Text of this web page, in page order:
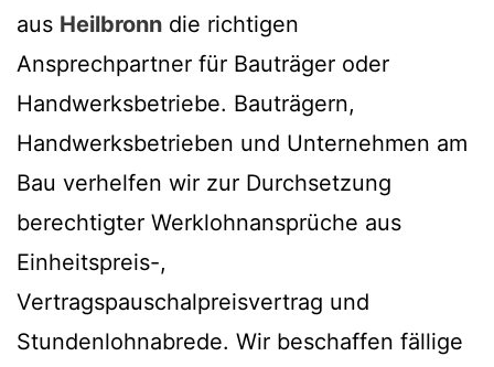
aus Heilbronn die richtigen
Ansprechpartner für Bauträger oder
Handwerksbetriebe. Bauträgern,
Handwerksbetrieben und Unternehmen am
Bau verhelfen wir zur Durchsetzung
berechtigter Werklohnansprüche aus
Einheitspreis-,
Vertragspauschalpreisvertrag und
Stundenlohnabrede. Wir beschaffen fällige